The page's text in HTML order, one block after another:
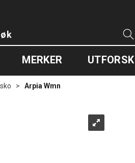
MERKER UTFORSK
> Arpia Wmn